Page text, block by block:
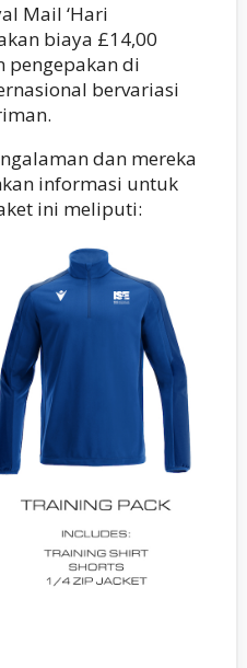
Mail ‘Hari
biaya £14,00
pengepakan di
bervariasi
dan mereka
informasi untuk
ini meliputi: